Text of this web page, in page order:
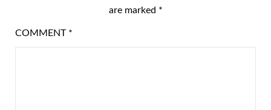
are marked *
COMMENT *